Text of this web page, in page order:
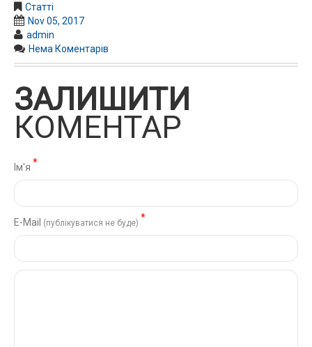
Статті
Nov 05, 2017
admin
Нема Коментарів
ЗАЛИШИТИ
КОМЕНТАР
Ім'я *
Е-Mail (публікуватися не буде) *